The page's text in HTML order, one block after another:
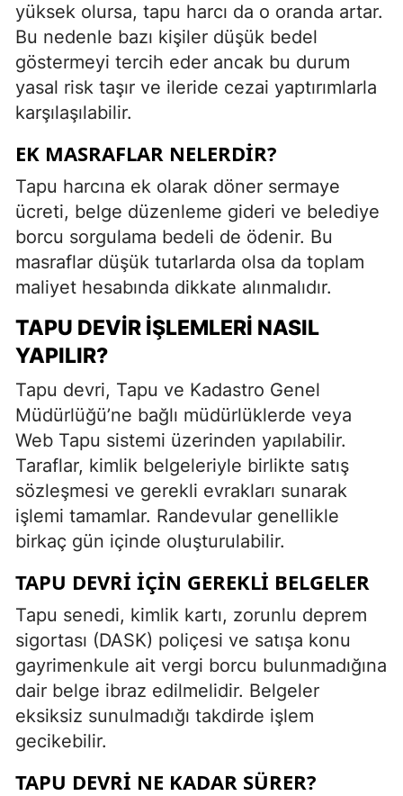
yüksek olursa, tapu harcı da o oranda artar.
Bu nedenle bazı kişiler düşük bedel
göstermeyi tercih eder ancak bu durum
yasal risk taşır ve ileride cezai yaptırımlarla
karşılaşılabilir.
EK MASRAFLAR NELERDIR?
Tapu harcına ek olarak döner sermaye
ücreti, belge düzenleme gideri ve belediye
borcu sorgulama bedeli de ödenir. Bu
masraflar düşük tutarlarda olsa da toplam
maliyet hesabında dikkate alınmalıdır.
TAPU DEVIR İŞLEMLERI NASIL
YAPILIR?
Tapu devri, Tapu ve Kadastro Genel
Müdürlüğü’ne bağlı müdürlüklerde veya
Web Tapu sistemi üzerinden yapılabilir.
Taraflar, kimlik belgeleriyle birlikte satış
sözleşmesi ve gerekli evrakları sunarak
işlemi tamamlar. Randevular genellikle
birkaç gün içinde oluşturulabilir.
TAPU DEVRI İÇIN GEREKLI BELGELER
Tapu senedi, kimlik kartı, zorunlu deprem
sigortası (DASK) poliçesi ve satışa konu
gayrimenkule ait vergi borcu bulunmadığına
dair belge ibraz edilmelidir. Belgeler
eksiksiz sunulmadığı takdirde işlem
gecikebilir.
TAPU DEVRI NE KADAR SÜRER?